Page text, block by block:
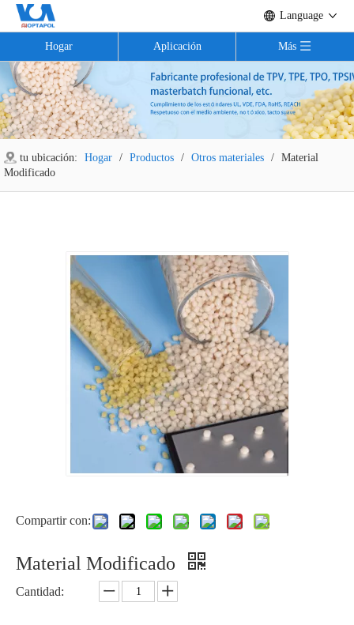
Language
Hogar Aplicación Más
tu ubicación: Hogar / Productos / Otros materiales / Material
Modificado
Compartir con:
Material Modificado
Cantidad: